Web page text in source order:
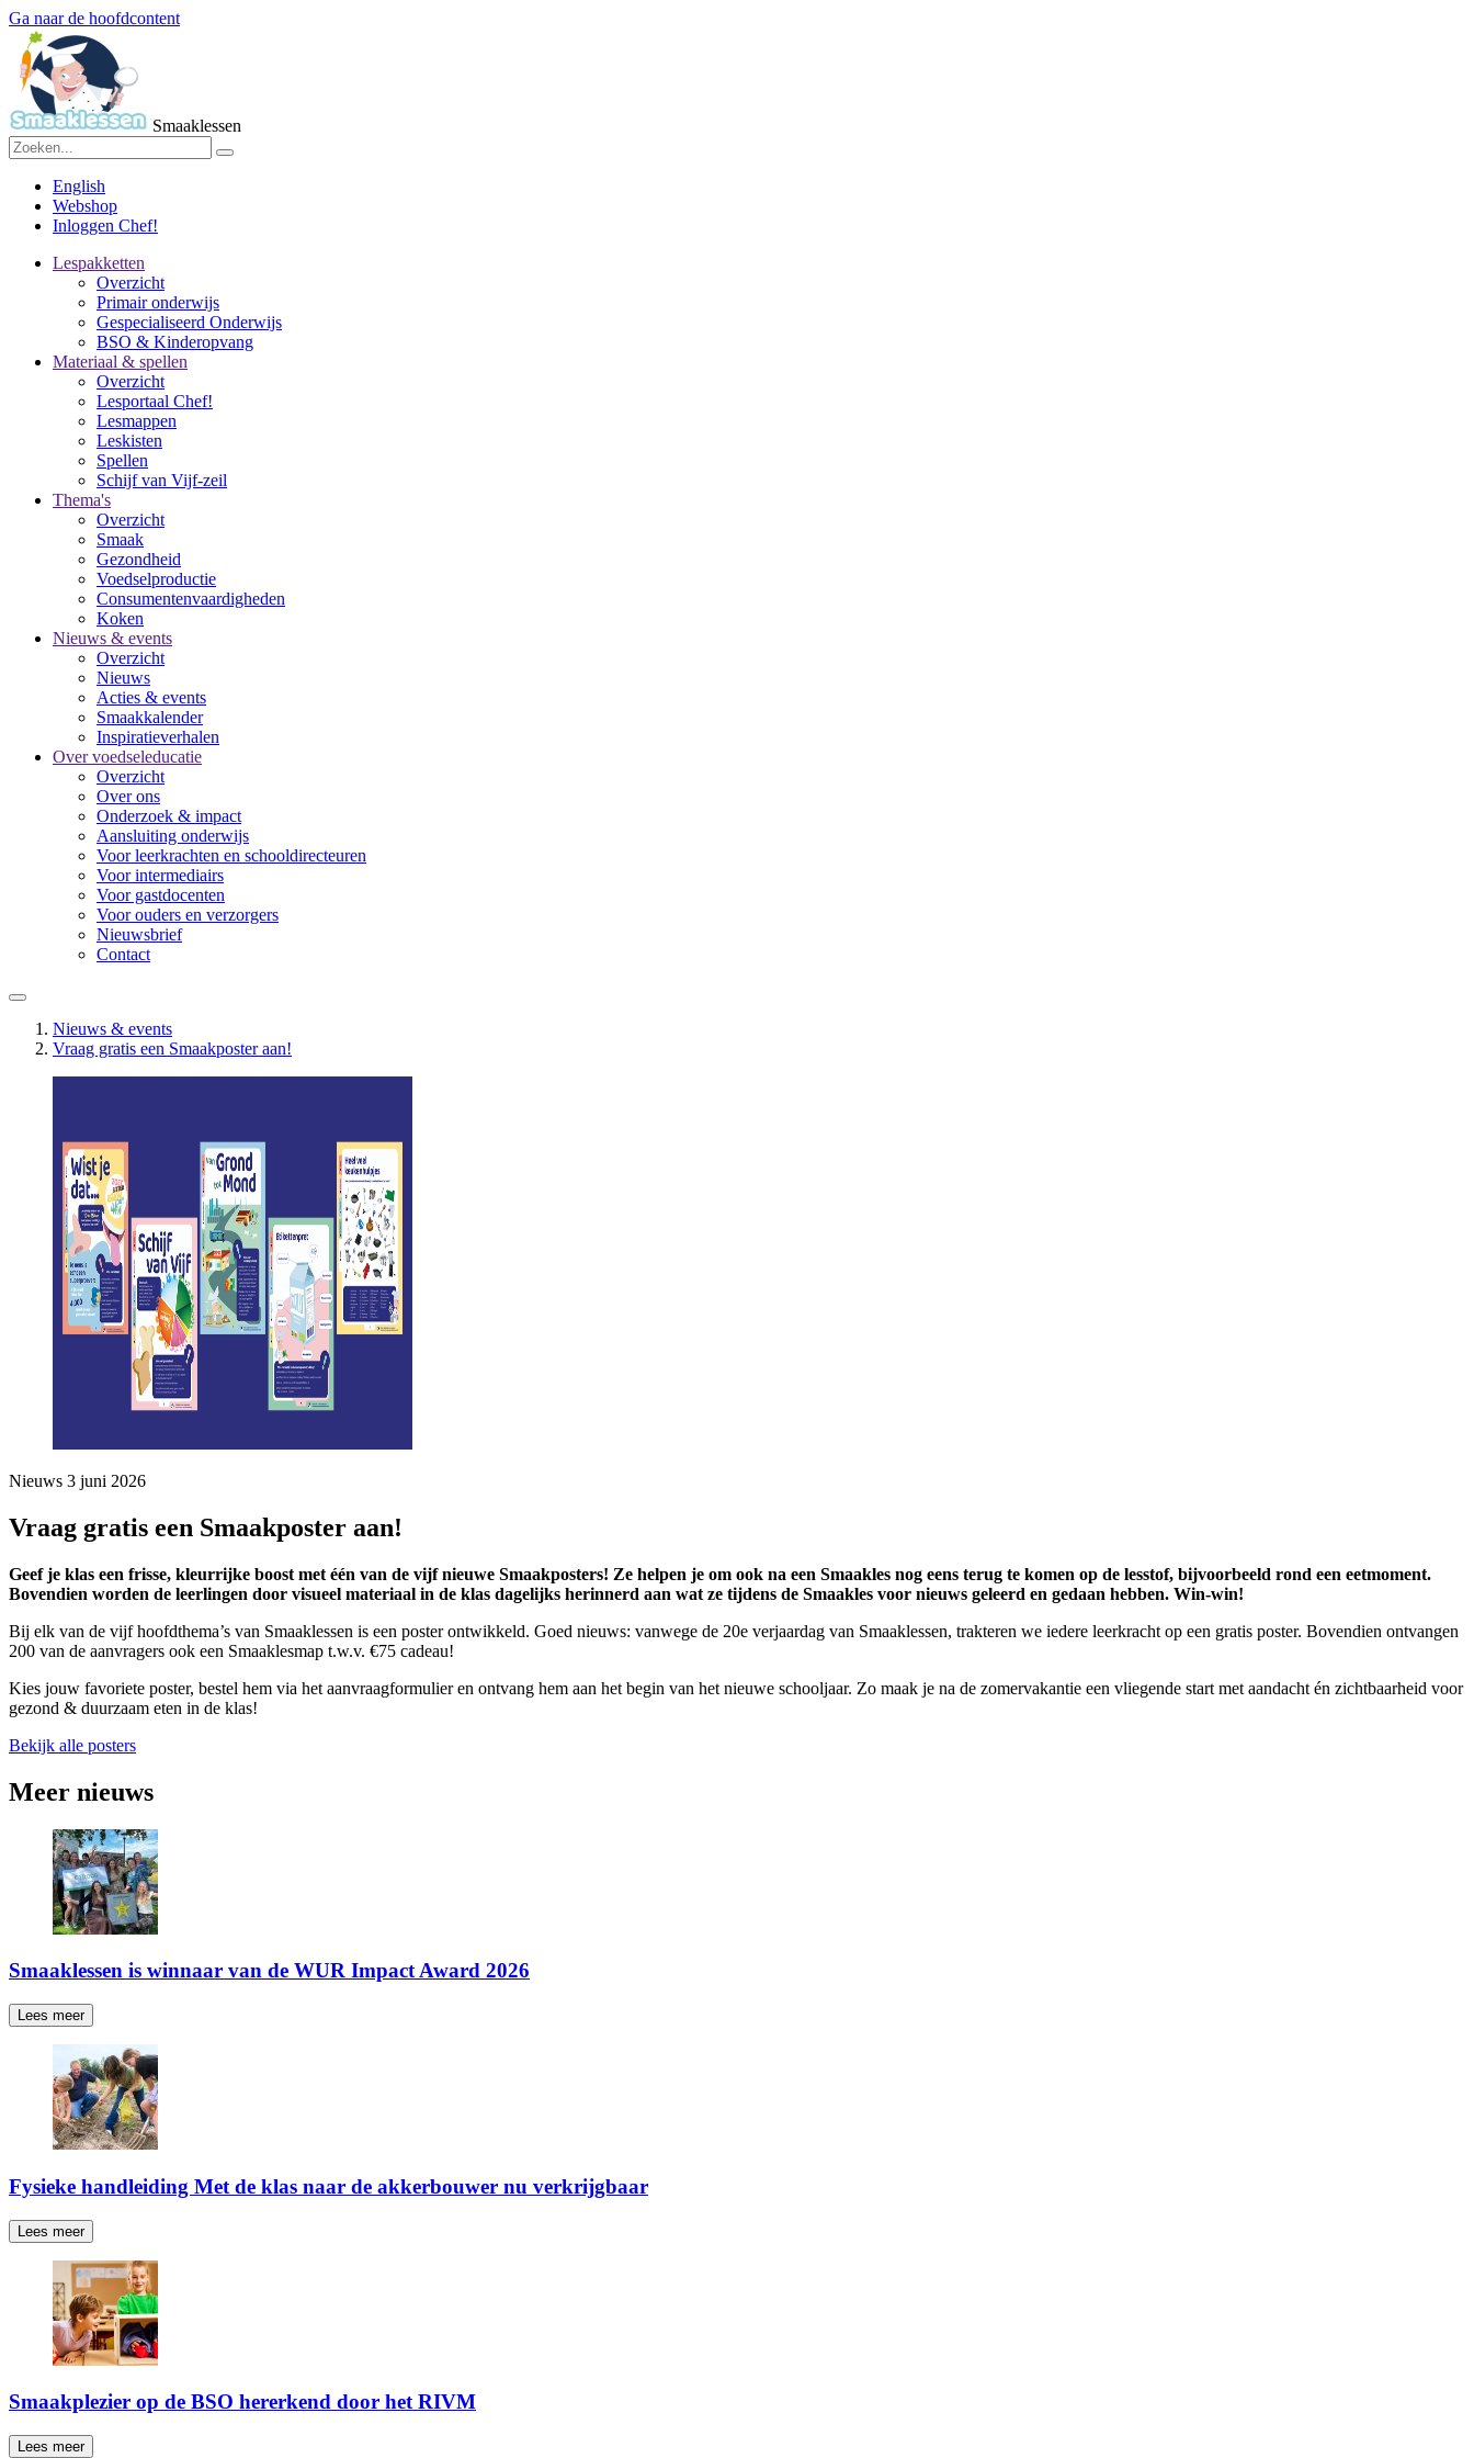
Ga naar de hoofdcontent
Smaaklessen
English
Webshop
Inloggen Chef!
Lespakketten
Overzicht
Primair onderwijs
Gespecialiseerd Onderwijs
BSO & Kinderopvang
Materiaal & spellen
Overzicht
Lesportaal Chef!
Lesmappen
Leskisten
Spellen
Schijf van Vijf-zeil
Thema's
Overzicht
Smaak
Gezondheid
Voedselproductie
Consumentenvaardigheden
Koken
Nieuws & events
Overzicht
Nieuws
Acties & events
Smaakkalender
Inspiratieverhalen
Over voedseleducatie
Overzicht
Over ons
Onderzoek & impact
Aansluiting onderwijs
Voor leerkrachten en schooldirecteuren
Voor intermediairs
Voor gastdocenten
Voor ouders en verzorgers
Nieuwsbrief
Contact
Nieuws & events
Vraag gratis een Smaakposter aan!
Nieuws 3 juni 2026
Vraag gratis een Smaakposter aan!
Geef je klas een frisse, kleurrijke boost met één van de vijf nieuwe Smaakposters! Ze helpen je om ook na een Smaakles nog eens terug te komen op de lesstof, bijvoorbeeld rond een eetmoment.
Bovendien worden de leerlingen door visueel materiaal in de klas dagelijks herinnerd aan wat ze tijdens de Smaakles voor nieuws geleerd en gedaan hebben. Win-win!
Bij elk van de vijf hoofdthema’s van Smaaklessen is een poster ontwikkeld. Goed nieuws: vanwege de 20e verjaardag van Smaaklessen, trakteren we iedere leerkracht op een gratis poster. Bovendien ontvangen
200 van de aanvragers ook een Smaaklesmap t.w.v. €75 cadeau!
Kies jouw favoriete poster, bestel hem via het aanvraagformulier en ontvang hem aan het begin van het nieuwe schooljaar. Zo maak je na de zomervakantie een vliegende start met aandacht én zichtbaarheid voor
gezond & duurzaam eten in de klas!
Bekijk alle posters
Meer nieuws
Smaaklessen is winnaar van de WUR Impact Award 2026
Lees meer
Fysieke handleiding Met de klas naar de akkerbouwer nu verkrijgbaar
Lees meer
Smaakplezier op de BSO hererkend door het RIVM
Lees meer